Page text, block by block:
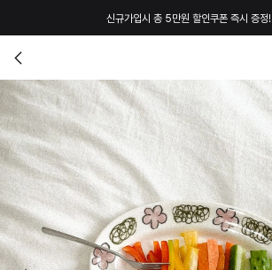
신규가입시 총 5만원 할인쿠폰 즉시 증정!